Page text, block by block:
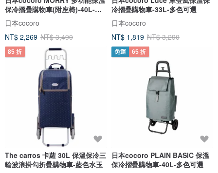
保冷摺疊購物車(附座椅)-40L-多
色選
日本cocoro
NT$ 2,269 NT$ 3,490
冷摺疊購物車-33L-多色可選
日本cocoro
NT$ 1,819 NT$ 3,290
85 折
The carros 卡蘿 30L 保溫保冷三
輪波浪掛勾折疊購物車-藍色水玉
免運 65 折
日本cocoro PLAIN BASIC 保溫
保冷摺疊購物車-40L-多色可選